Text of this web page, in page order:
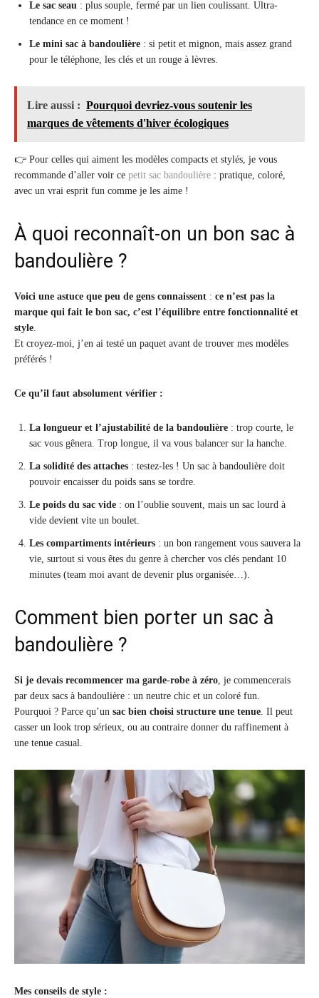
Le sac seau : plus souple, fermé par un lien coulissant. Ultra-
tendance en ce moment !
Le mini sac à bandoulière : si petit et mignon, mais assez grand
pour le téléphone, les clés et un rouge à lèvres.
Lire aussi : Pourquoi devriez-vous soutenir les
marques de vêtements d'hiver écologiques
👉 Pour celles qui aiment les modèles compacts et stylés, je vous
recommande d’aller voir ce petit sac bandoulière : pratique, coloré,
avec un vrai esprit fun comme je les aime !
À quoi reconnaît-on un bon sac à
bandoulière ?
Voici une astuce que peu de gens connaissent : ce n’est pas la
marque qui fait le bon sac, c’est l’équilibre entre fonctionnalité et
style.
Et croyez-moi, j’en ai testé un paquet avant de trouver mes modèles
préférés !
Ce qu’il faut absolument vérifier :
La longueur et l’ajustabilité de la bandoulière : trop courte, le
sac vous gênera. Trop longue, il va vous balancer sur la hanche.
La solidité des attaches : testez-les ! Un sac à bandoulière doit
pouvoir encaisser du poids sans se tordre.
Le poids du sac vide : on l’oublie souvent, mais un sac lourd à
vide devient vite un boulet.
Les compartiments intérieurs : un bon rangement vous sauvera la
vie, surtout si vous êtes du genre à chercher vos clés pendant 10
minutes (team moi avant de devenir plus organisée…).
Comment bien porter un sac à
bandoulière ?
Si je devais recommencer ma garde-robe à zéro, je commencerais
par deux sacs à bandoulière : un neutre chic et un coloré fun.
Pourquoi ? Parce qu’un sac bien choisi structure une tenue. Il peut
casser un look trop sérieux, ou au contraire donner du raffinement à
une tenue casual.
Mes conseils de style :